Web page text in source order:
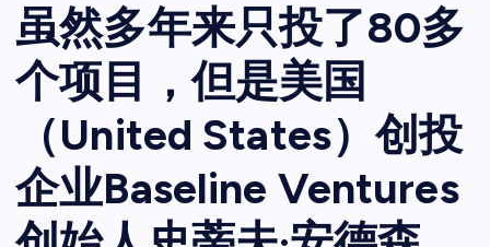
虽然多年来只投了80多
个项目，但是美国
（United States）创投
企业Baseline Ventures